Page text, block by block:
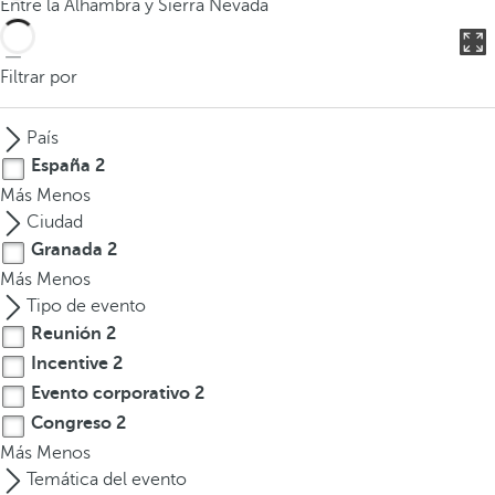
o
u
i
r
t
r
e
o
m
á
s
c
a
r
a
Entre la Alhambra y Sierra Nevada
Filtrar por
País
España 2
Más Menos
Ciudad
Granada 2
Más Menos
Tipo de evento
Reunión 2
Incentive 2
Evento corporativo 2
Congreso 2
Más Menos
Temática del evento